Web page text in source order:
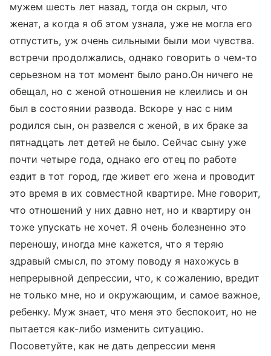
мужем шесть лет назад, тогда он скрыл, что
женат, а когда я об этом узнала, уже не могла его
отпустить, уж очень сильными были мои чувства.
встречи продолжались, однако говорить о чем-то
серьезном на тот момент было рано.Он ничего не
обещал, но с женой отношения не клеились и он
был в состоянии развода. Вскоре у нас с ним
родился сын, он развелся с женой, в их браке за
пятнадцать лет детей не было. Сейчас сыну уже
почти четыре года, однако его отец по работе
ездит в тот город, где живет его жена и проводит
это время в их совместной квартире. Мне говорит,
что отношений у них давно нет, но и квартиру он
тоже упускать не хочет. Я очень болезненно это
переношу, иногда мне кажется, что я теряю
здравый смысл, по этому поводу я нахожусь в
непрерывной депрессии, что, к сожалению, вредит
не только мне, но и окружающим, и самое важное,
ребенку. Муж знает, что меня это беспокоит, но не
пытается как-либо изменить ситуацию.
Посоветуйте, как не дать депрессии меня